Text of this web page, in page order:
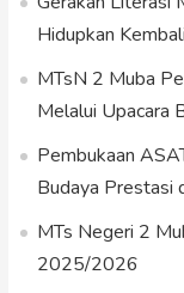
Hidupkan
MTsN 2 Muba
Melalui Upacara
Pembukaan
Budaya Prestasi
MTs Negeri 2
2025/2026